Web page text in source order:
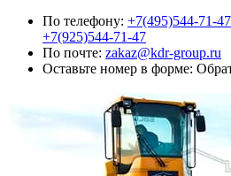
По телефону: +7(495)544-71-47
+7(925)544-71-47
По почте: zakaz@kdr-group.ru
Оставьте номер в форме: